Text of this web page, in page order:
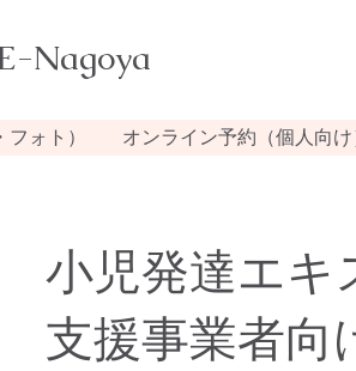
Nagoya
ォト） オンライン予約（個人向け
小児発達エキ
支援事業者向